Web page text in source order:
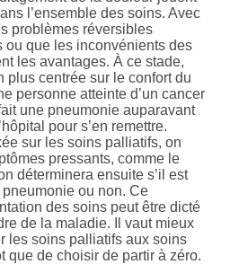
l’ensemble des soins. Avec
problèmes réversibles
ou que les inconvénients des
les avantages. À ce stade,
plus centrée sur le confort du
personne atteinte d’un cancer
une pneumonie auparavant
pour s’en remettre.
sur les soins palliatifs, on
pressants, comme le
déterminera ensuite s’il est
ou non. Ce
des soins peut être dicté
de la maladie. Il vaut mieux
les soins palliatifs aux soins
que de choisir de partir à zéro.